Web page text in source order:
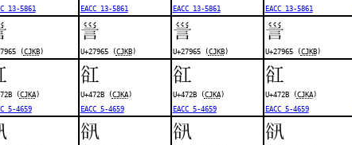
13-5861
EACC 13-5861
EACC 13-5861
EACC 13-5861
(CJKB)
𧥥
U+27965 (CJKB)
𧥥
U+27965 (CJKB)
𧥥
U+27965 (CJKB)
(CJKA)
5-4659
䜫
U+472B (CJKA)
EACC 5-4659
䜫
U+472B (CJKA)
EACC 5-4659
䜫
U+472B (CJKA)
EACC 5-4659
𧮬 𧮬 𧮬